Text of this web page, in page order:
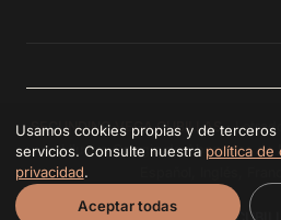
SECUNDINO VEGA CUBILLAS·
el Ilustre Colegio de Abogados de
Usamos cookies propias y de
servicios. Consulte nuestra política de
privacidad.
Aceptar todas